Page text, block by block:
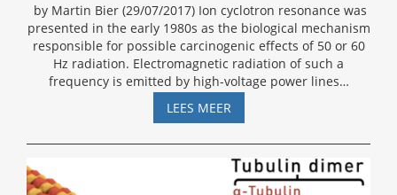
by Martin Bier (29/07/2017) Ion cyclotron resonance was
presented in the early 1980s as the biological mechanism
responsible for possible carcinogenic effects of 50 or 60
Hz radiation. Electromagnetic radiation of such a
frequency is emitted by high-voltage power lines…
LEES MEERDUBIOUS
RESONANCES